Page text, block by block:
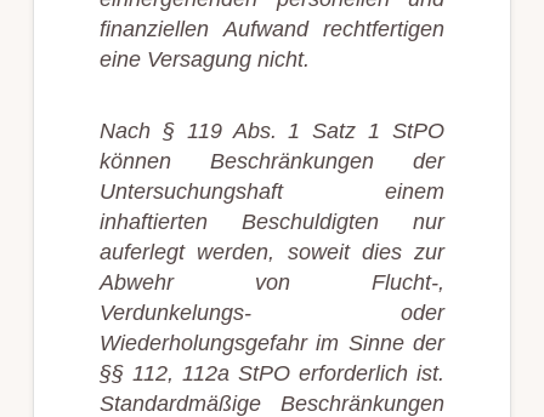
finanziellen Aufwand rechtfertigen
eine Versagung nicht.
Nach § 119 Abs. 1 Satz 1 StPO
können Beschränkungen der
Untersuchungshaft einem
inhaftierten Beschuldigten nur
auferlegt werden, soweit dies zur
Abwehr von Flucht-,
Verdunkelungs- oder
Wiederholungsgefahr im Sinne der
§§ 112, 112a StPO erforderlich ist.
Standardmäßige Beschränkungen